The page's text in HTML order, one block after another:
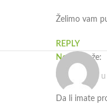
Želimo vam
REPLY
Neven
kaže:
06.05.2025.
Da li imate